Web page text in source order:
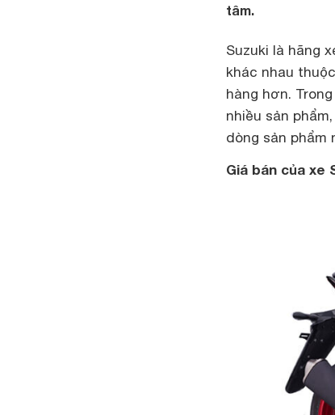
tâm.
Suzuki là hãng
khác nhau
hàng hơn.
nhiều sản
dòng sản phẩm
Giá bán của xe